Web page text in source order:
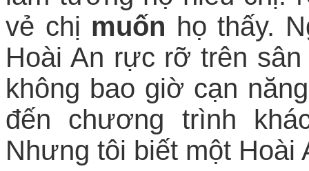
vẻ chị muốn họ thấy.
Hoài An rực rỡ trên sân
không bao giờ cạn
đến chương trình
Nhưng tôi biết một Hoài